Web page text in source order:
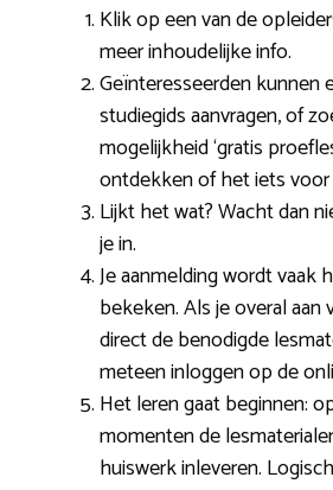
Klik op een van de
meer inhoudelijke info.
Geïnteresseerden kunnen
studiegids aanvragen, of
mogelijkheid ‘gratis
ontdekken of het iets voor
Lijkt het wat? Wacht dan
je in.
Je aanmelding wordt vaak
bekeken. Als je overal aan
direct de benodigde
meteen inloggen op de
Het leren gaat beginnen:
momenten de
huiswerk inleveren.